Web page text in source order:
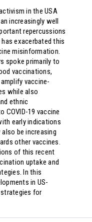
in the USA
increasingly well
repercussions
exacerbated this
misinformation.
spoke primarily to
vaccinations,
vaccine-
while also
ethnic
19 vaccine
early indications
be increasing
other vaccines.
of this recent
uptake and
In this
in US-
for